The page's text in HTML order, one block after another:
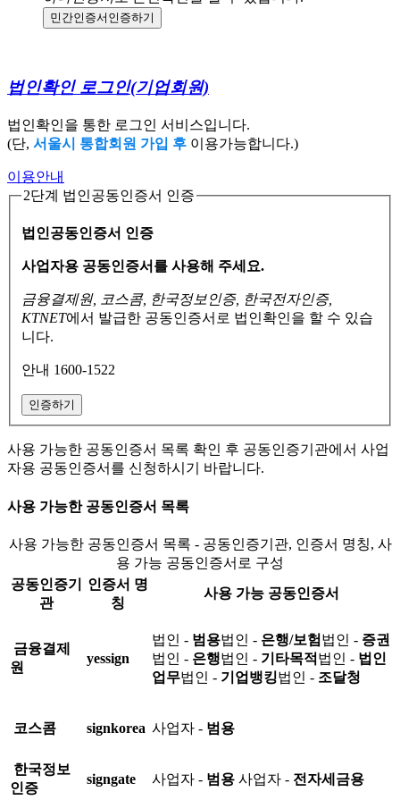
민간인증서 인증하기
법인확인 로그인(기업회원)
법인확인을 통한 로그인 서비스입니다.
(단, 서울시 통합회원 가입 후 이용가능합니다.)
이용안내
2단계 법인공동인증서 인증
법인공동인증서 인증
사업자용 공동인증서를 사용해 주세요.
금융결제원, 코스콤, 한국정보인증, 한국전자인증,
KTNET에서 발급한 공동인증서로 법인확인을 할 수 있습
니다.
안내 1600-1522
인증하기
사용 가능한 공동인증서 목록 확인 후 공동인증기관에서 사업
자용 공동인증서를 신청하시기 바랍니다.
사용 가능한 공동인증서 목록
사용 가능한 공동인증서 목록 - 공동인증기관, 인증서 명칭, 사
용 가능 공동인증서로 구성
공동인증기
관
인증서 명
칭
사용 가능 공동인증서
금융결제
원
yessign
법인 - 범용법인 - 은행/보험 법인 - 증권
법인 - 은행법인 - 기타목적 법인 - 법인
업무법인 - 기업뱅킹법인 - 조달청
코스콤 signkorea 사업자 - 범용
한국정보
인증
signgate 사업자 - 범용 사업자 - 전자세금용